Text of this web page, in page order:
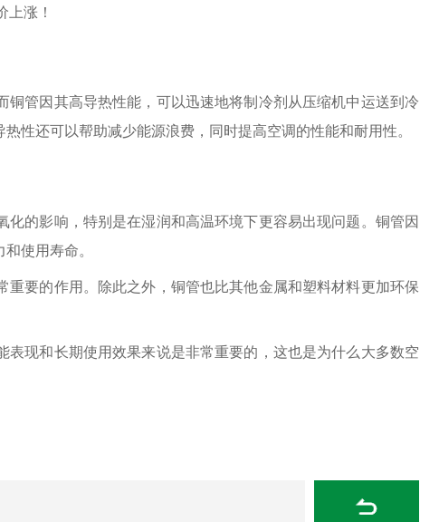
管因其高导热性能，可以迅速地将制冷剂从压缩机中运送到冷
性还可以帮助减少能源浪费，同时提高空调的性能和耐用性。
的影响，特别是在湿润和高温环境下更容易出现问题。铜管因
使用寿命。
要的作用。除此之外，铜管也比其他金属和塑料材料更加环保
现和长期使用效果来说是非常重要的，这也是为什么大多数空